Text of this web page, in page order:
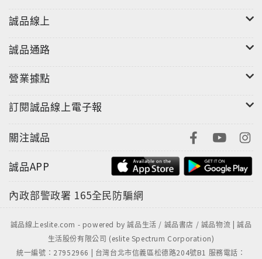
"
誠品線上
誠品通路
營業據點
訂閱誠品線上電子報
關注誠品
誠品APP
內政部警政署 165全民防騙網
誠品線上eslite.com - powered by 誠品生活 / 誠品書店 / 誠品物流 | 誠品
生活股份有限公司 (eslite Spectrum Corporation)
統一編號：27952966 | 台灣台北市信義區松德路204號B1 服務電話：